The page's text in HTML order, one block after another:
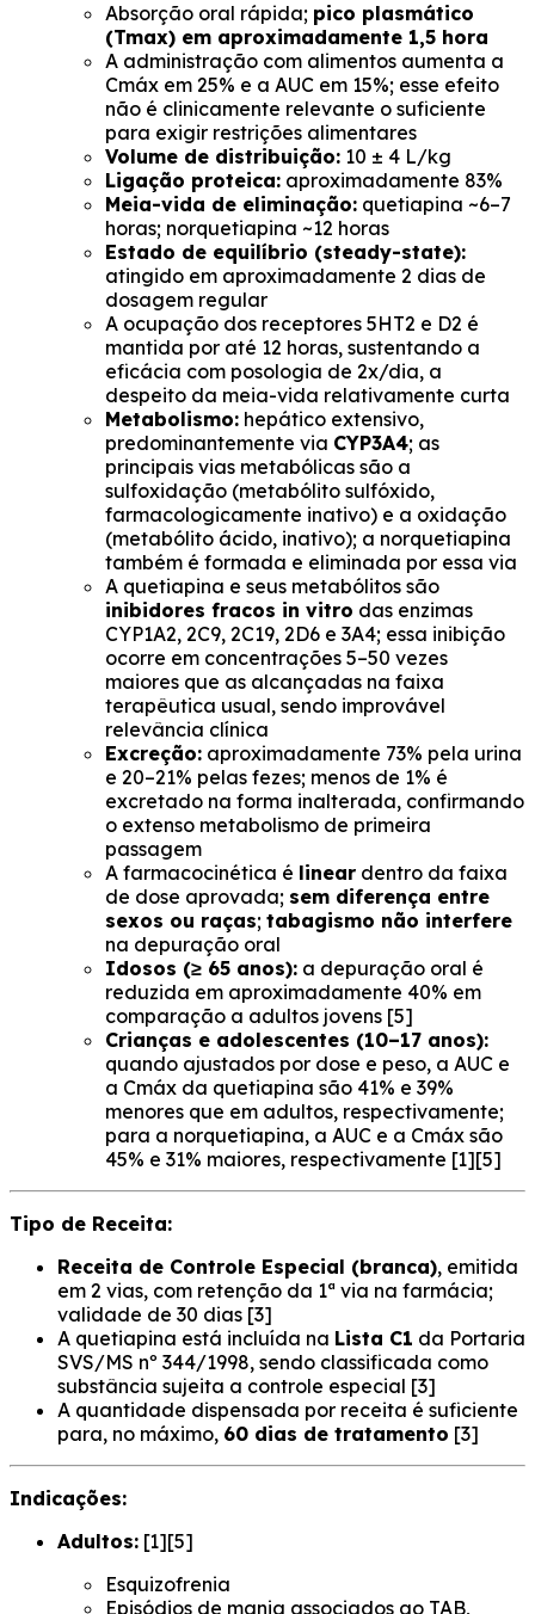
Absorção oral rápida; pico plasmático
(Tmax) em aproximadamente 1,5 hora
A administração com alimentos aumenta a
Cmáx em 25% e a AUC em 15%; esse efeito
não é clinicamente relevante o suficiente
para exigir restrições alimentares
Volume de distribuição: 10 ± 4 L/kg
Ligação proteica: aproximadamente 83%
Meia-vida de eliminação: quetiapina ~6–7
horas; norquetiapina ~12 horas
Estado de equilíbrio (steady-state):
atingido em aproximadamente 2 dias de
dosagem regular
A ocupação dos receptores 5HT2 e D2 é
mantida por até 12 horas, sustentando a
eficácia com posologia de 2x/dia, a
despeito da meia-vida relativamente curta
Metabolismo: hepático extensivo,
predominantemente via CYP3A4; as
principais vias metabólicas são a
sulfoxidação (metabólito sulfóxido,
farmacologicamente inativo) e a oxidação
(metabólito ácido, inativo); a norquetiapina
também é formada e eliminada por essa via
A quetiapina e seus metabólitos são
inibidores fracos in vitro das enzimas
CYP1A2, 2C9, 2C19, 2D6 e 3A4; essa inibição
ocorre em concentrações 5–50 vezes
maiores que as alcançadas na faixa
terapêutica usual, sendo improvável
relevância clínica
Excreção: aproximadamente 73% pela urina
e 20–21% pelas fezes; menos de 1% é
excretado na forma inalterada, confirmando
o extenso metabolismo de primeira
passagem
A farmacocinética é linear dentro da faixa
de dose aprovada; sem diferença entre
sexos ou raças; tabagismo não interfere
na depuração oral
Idosos (≥ 65 anos): a depuração oral é
reduzida em aproximadamente 40% em
comparação a adultos jovens [5]
Crianças e adolescentes (10–17 anos):
quando ajustados por dose e peso, a AUC e
a Cmáx da quetiapina são 41% e 39%
menores que em adultos, respectivamente;
para a norquetiapina, a AUC e a Cmáx são
45% e 31% maiores, respectivamente [1][5]
Tipo de Receita:
Receita de Controle Especial (branca), emitida
em 2 vias, com retenção da 1ª via na farmácia;
validade de 30 dias [3]
A quetiapina está incluída na Lista C1 da Portaria
SVS/MS nº 344/1998, sendo classificada como
substância sujeita a controle especial [3]
A quantidade dispensada por receita é suficiente
para, no máximo, 60 dias de tratamento [3]
Indicações:
Adultos: [1][5]
Esquizofrenia
Episódios de mania associados ao TAB,